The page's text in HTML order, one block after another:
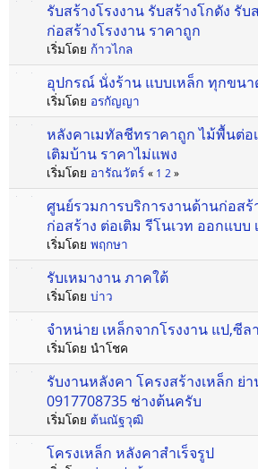
รับสร้างโรงงาน รับสร้างโกดัง รั
ก่อสร้างโรงงาน ราคาถูก
เริ่มโดย ก้าวไกล
อุปกรณ์ นั่งร้าน แบบเหล็ก ทุกขนา
เริ่มโดย อรกัญญา
หลังคาเมทัลชีทราคาถูก ไม้พื้นต่อ
เติมบ้าน ราคาไม่แพง
เริ่มโดย อารัณวัตร์ « 1 2 »
ศูนย์รวมการบริการงานด้านก่อสร้
ก่อสร้าง ต่อเติม รีโนเวท ออกแบบ
เริ่มโดย พฤกษา
รับเหมางาน ภาคใต้
เริ่มโดย บ่าว
จำหน่าย เหล็กจากโรงงาน แป,ซีล
เริ่มโดย นำโชค
รับงานหลังคา โครงสร้างเหล็ก ย่
0917708735 ช่างต้นครับ
เริ่มโดย ต้นณัฐวุฒิ
โครงเหล็ก หลังคาสำเร็จรูป